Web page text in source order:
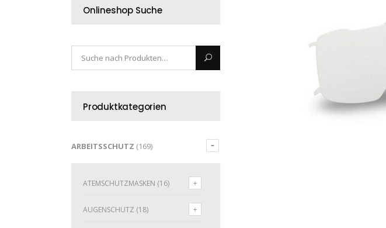
Onlineshop Suche
Produktkategorien
ARBEITSSCHUTZ (169)
ATEMSCHUTZMASKEN (16)
AUGENSCHUTZ (18)